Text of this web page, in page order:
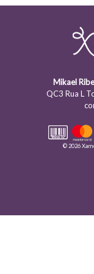
Mikael
QC3 Rua L
© 2026